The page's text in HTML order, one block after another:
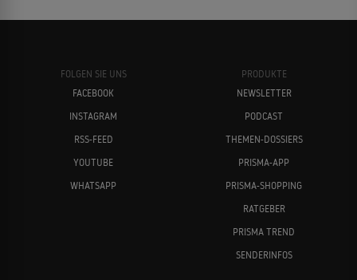
FOLGEN SIE UNS
FACEBOOK
INSTAGRAM
RSS-FEED
YOUTUBE
WHATSAPP
PRODUKTE
NEWSLETTER
PODCAST
THEMEN-DOSSIERS
PRISMA-APP
PRISMA-SHOPPING
RATGEBER
PRISMA TREND
SENDERINFOS